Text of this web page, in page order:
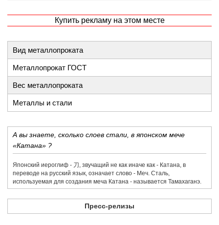
Купить рекламу на этом месте
Вид металлопроката
Металлопрокат ГОСТ
Вес металлопроката
Металлы и стали
А вы знаете, сколько слоев стали, в японском мече
«Катана» ?
Японский иероглиф - 刀,​ звучащий не как иначе как - Катана, в
переводе на русский язык, означает слово - Меч. Сталь,
используемая для создания меча Катана - называется Тамахаганэ.
Пресс-релизы